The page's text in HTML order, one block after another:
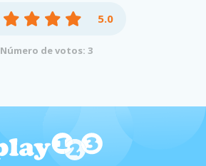
5.0
Número de votos: 3